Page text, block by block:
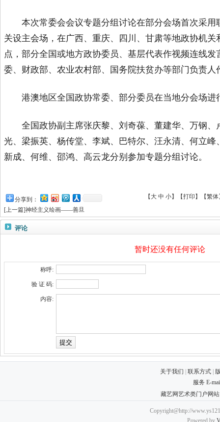
本次常委会会议专题分组讨论在部分会场首次采用
关设主会场，在广西、重庆、四川、甘肃等地政协机
点，部分全国或地方政协委员、基层代表作视频连线
委、财政部、农业农村部、国务院扶贫办等部门负责人
港澳地区全国政协常委、部分委员在当地分会场进
全国政协副主席张庆黎、刘奇葆、董建华、万钢、
光、梁振英、杨传堂、李斌、巴特尔、汪永清、何立
新成、何维、邵鸿、高云龙分别参加专题分组讨论。
分享到： 【 大 中 小】【打印 】 【繁体
[上一篇]神经主义绘画——善旦
评论
暂时还没有任何评论
称呼:
验 证 码:
内容:
关于我们 联系方式
服务 E-
藏艺网艺术类门户网
Copyright@http://
Powered by